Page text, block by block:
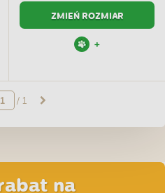
ZMIEŃ ROZMIAR
+
/ 1
na